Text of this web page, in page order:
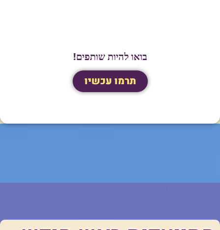
בואו להיות שותפים!
תרמו עכשיו